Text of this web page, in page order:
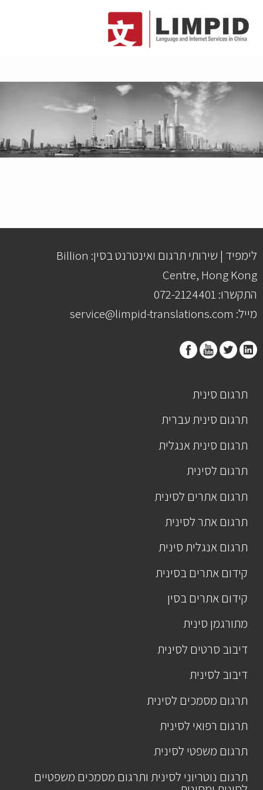
לימפיד | שירותי תרגום ואינטרנט בסין: Billion
Centre, Hong Kong
התקשרו: 072-2124401
מייל: service@limpid-translations.com
תרגום סינית
תרגום סינית עברית
תרגום סינית אנגלית
תרגום לסינית
תרגום אתרים לסינית
תרגום אתר לסינית
תרגום אנגלית סינית
קידום אתרים בסינית
קידום אתרים בסין
מתורגמן סינית
דיבוב סרטים לסינית
דיבוב לסינית
תרגום מסמכים לסינית
תרגום רפואי לסינית
תרגום משפטי לסינית
תרגום נוטריוני לסינית ותרגום מסמכים משפטיים